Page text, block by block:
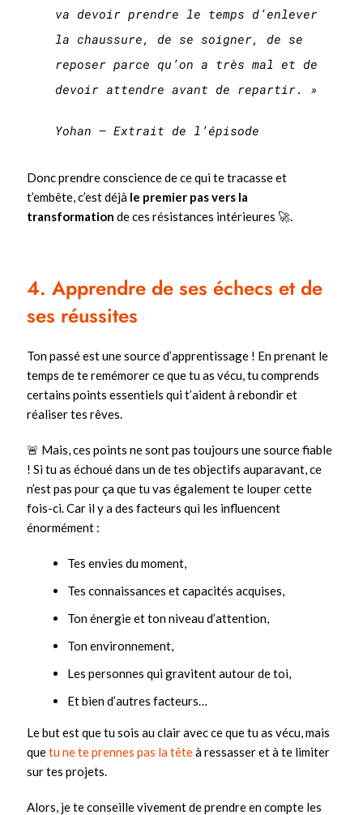
va devoir prendre le temps d’enlever
la chaussure, de se soigner, de se
reposer parce qu’on a très mal et de
devoir attendre avant de repartir. »
Yohan – Extrait de l’épisode
Donc prendre conscience de ce qui te tracasse et
t’embête, c’est déjà le premier pas vers la
transformation de ces résistances intérieures 🚀.
4. Apprendre de ses échecs et de
ses réussites
Ton passé est une source d’apprentissage ! En prenant le
temps de te remémorer ce que tu as vécu, tu comprends
certains points essentiels qui t’aident à rebondir et
réaliser tes rêves.
🚨 Mais, ces points ne sont pas toujours une source fiable
! Si tu as échoué dans un de tes objectifs auparavant, ce
n’est pas pour ça que tu vas également te louper cette
fois-ci. Car il y a des facteurs qui les influencent
énormément :
Tes envies du moment,
Tes connaissances et capacités acquises,
Ton énergie et ton niveau d’attention,
Ton environnement,
Les personnes qui gravitent autour de toi,
Et bien d’autres facteurs…
Le but est que tu sois au clair avec ce que tu as vécu, mais
quetu ne te prennes pas la têteà ressasser et à te limiter
sur tes projets.
Alors, je te conseille vivement de prendre en compte les